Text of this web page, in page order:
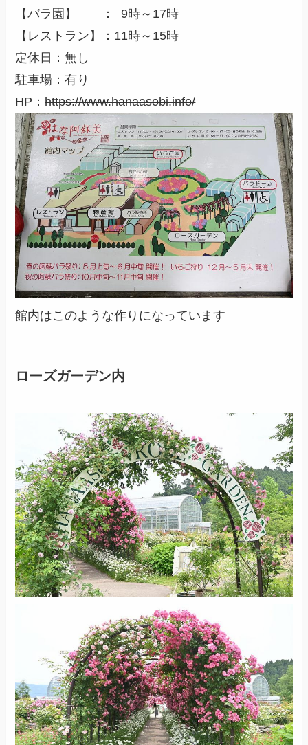
【バラ園】 ： 9時～17時
【レストラン】：11時～15時
定休日：無し
駐車場：有り
HP：https://www.hanaasobi.info/
館内はこのような作りになっています
ローズガーデン内